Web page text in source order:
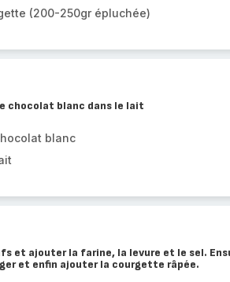
(200-250gr épluchée)
chocolat blanc dans le lait
blanc
et ajouter la farine, la levure et le sel.
et enfin ajouter la courgette râpée.